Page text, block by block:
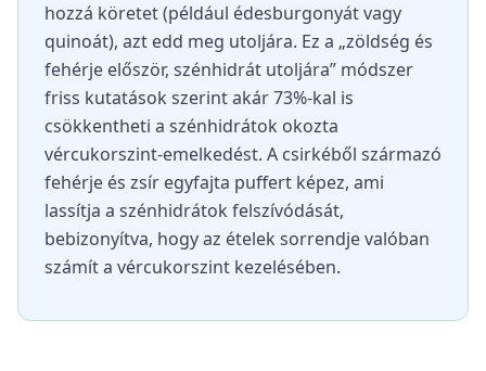
hozzá köretet (például édesburgonyát vagy
quinoát), azt edd meg utoljára. Ez a „zöldség és
fehérje először, szénhidrát utoljára” módszer
friss kutatások szerint akár 73%-kal is
csökkentheti a szénhidrátok okozta
vércukorszint-emelkedést. A csirkéből származó
fehérje és zsír egyfajta puffert képez, ami
lassítja a szénhidrátok felszívódását,
bebizonyítva, hogy az ételek sorrendje valóban
számít a vércukorszint kezelésében.